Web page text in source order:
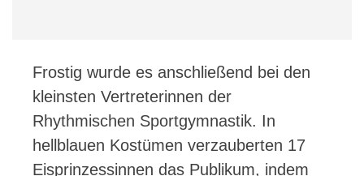
Frostig wurde es anschließend bei den
kleinsten Vertreterinnen der
Rhythmischen Sportgymnastik. In
hellblauen Kostümen verzauberten 17
Eisprinzessinnen das Publikum, indem